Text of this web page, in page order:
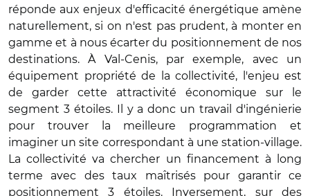
réponde aux enjeux d'efficacité énergétique amène
naturellement, si on n'est pas prudent, à monter en
gamme et à nous écarter du positionnement de nos
destinations. À Val-Cenis, par exemple, avec un
équipement propriété de la collectivité, l'enjeu est
de garder cette attractivité économique sur le
segment 3 étoiles. Il y a donc un travail d'ingénierie
pour trouver la meilleure programmation et
imaginer un site correspondant à une station-village.
La collectivité va chercher un financement à long
terme avec des taux maîtrisés pour garantir ce
positionnement 3 étoiles. Inversement, sur des